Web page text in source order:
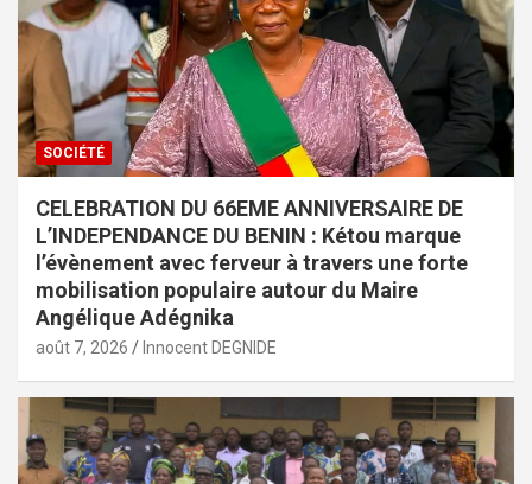
SOCIÉTÉ
CELEBRATION DU 66EME ANNIVERSAIRE DE
L’INDEPENDANCE DU BENIN : Kétou marque
l’évènement avec ferveur à travers une forte
mobilisation populaire autour du Maire
Angélique Adégnika
août 7, 2026 Innocent DEGNIDE